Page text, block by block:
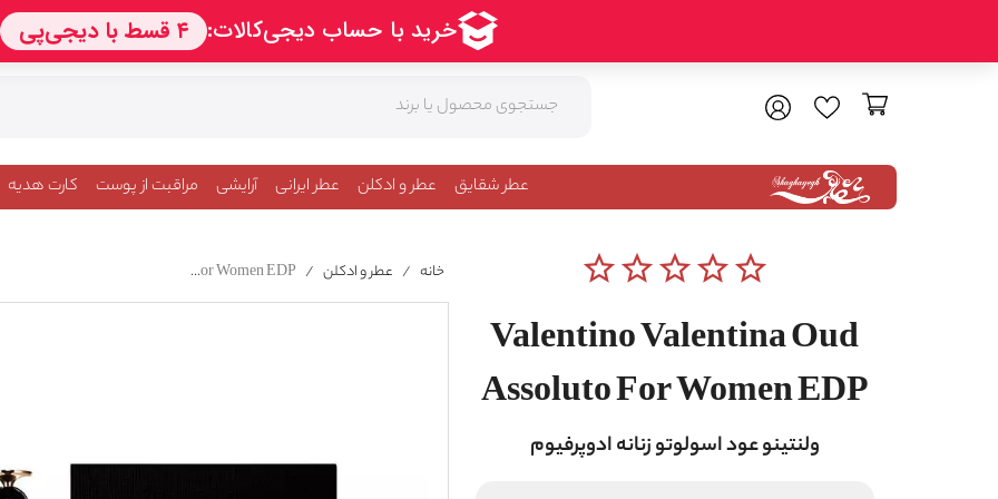
عطر شقایق عطر و ادکلن عطر ایرانی آرایشی مراقبت از پوست کارت هدیه
star_borderstar_borderstar_borderstar_borderstar_border
Valentino Valentina Oud
Assoluto For Women EDP
ولنتینو عود اسولوتو زنانه ادوپرفیوم
خانه / عطر و ادکلن /
Valentino Valentina Oud Assoluto For Women EDP